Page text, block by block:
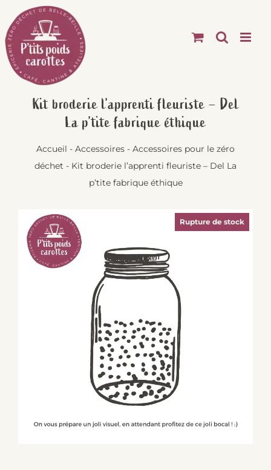
Passer
au
contenu
Kit broderie l’apprenti fleuriste – Del
La p’tite fabrique éthique
Accueil - Accessoires - Accessoires pour le zéro
déchet - Kit broderie l’apprenti fleuriste – Del La
p’tite fabrique éthique
Rupture de stock